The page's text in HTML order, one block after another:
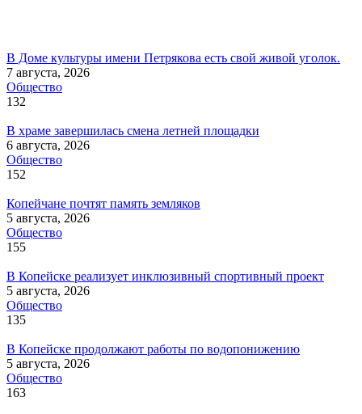
В Доме культуры имени Петрякова есть свой живой уголок.
7 августа, 2026
Общество
132
В храме завершилась смена летней площадки
6 августа, 2026
Общество
152
Копейчане почтят память земляков
5 августа, 2026
Общество
155
В Копейске реализует инклюзивный спортивный проект
5 августа, 2026
Общество
135
В Копейске продолжают работы по водопонижению
5 августа, 2026
Общество
163